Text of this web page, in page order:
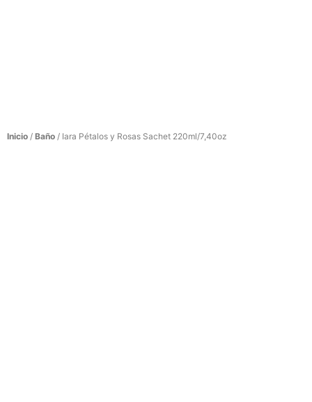
Inicio / Baño / Iara Pétalos y Rosas Sachet 220ml/7,40oz